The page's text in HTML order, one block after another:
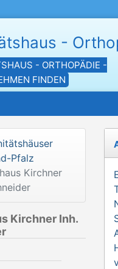
-
- ORTHOPÄDIE -
FINDEN
Pfalz
Kirchner
Kirchner Inh.